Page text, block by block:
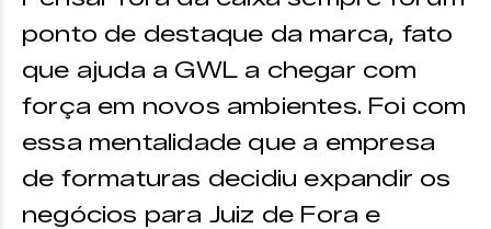
ponto de destaque da marca, fato
que ajuda a GWL a chegar com
força em novos ambientes. Foi com
essa mentalidade que a empresa
de formaturas decidiu expandir os
negócios para Juiz de Fora e